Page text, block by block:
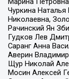
Чуркина
Николаевна,
Рачинский Ян
Гудков Лев
Саранг Анна
Аверин
Щур Николай
Мосин Алексей